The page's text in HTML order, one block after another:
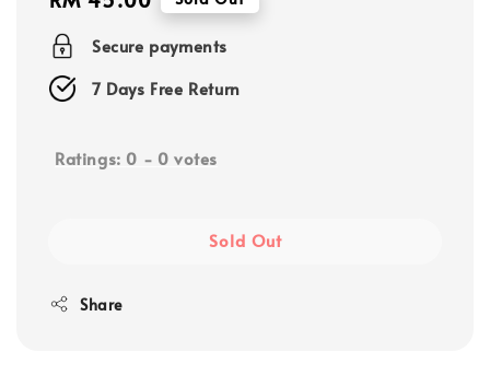
price
Secure payments
7 Days Free Return
Ratings: 0 - 0 votes
Sold Out
Share